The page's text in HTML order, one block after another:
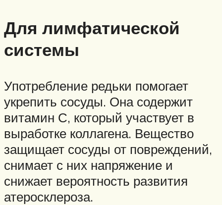
Для лимфатической
системы
Употребление редьки помогает
укрепить сосуды. Она содержит
витамин С, который участвует в
выработке коллагена. Вещество
защищает сосуды от повреждений,
снимает с них напряжение и
снижает вероятность развития
атеросклероза.